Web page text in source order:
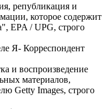
републикация и
которое содержит
EPA / UPG, строго
Я- Корреспондент
и воспроизведение
материалов,
Getty Images, строго